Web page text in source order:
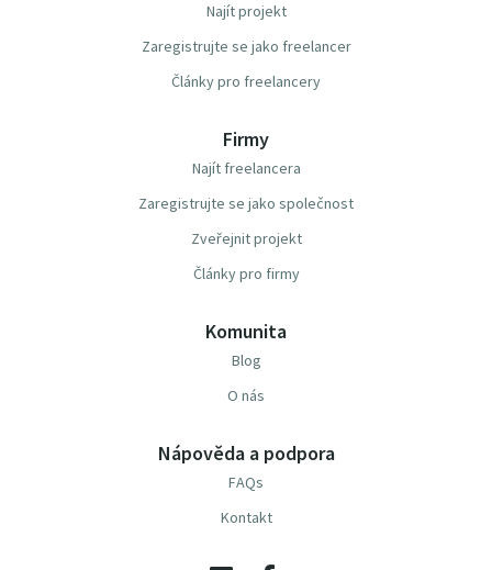
Najít projekt
Zaregistrujte se jako freelancer
Články pro freelancery
Firmy
Najít freelancera
Zaregistrujte se jako společnost
Zveřejnit projekt
Články pro firmy
Komunita
Blog
O nás
Nápověda a podpora
FAQs
Kontakt